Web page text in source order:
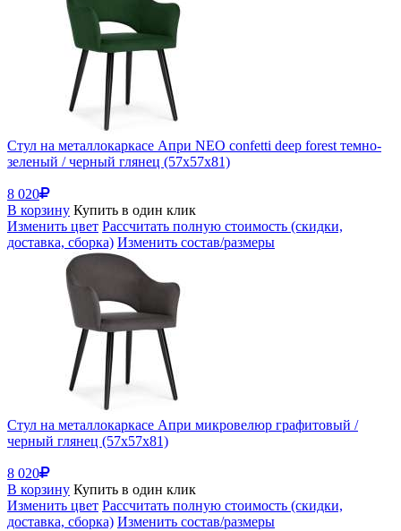
Стул на металлокаркасе Апри NEO confetti deep forest темно-
зеленый / черный глянец (57x57x81)
8 020
В корзину Купить в один клик
Изменить цвет Рассчитать полную стоимость (скидки,
доставка, сборка) Изменить состав/размеры
Стул на металлокаркасе Апри микровелюр графитовый /
черный глянец (57x57x81)
8 020
В корзину Купить в один клик
Изменить цвет Рассчитать полную стоимость (скидки,
доставка, сборка) Изменить состав/размеры